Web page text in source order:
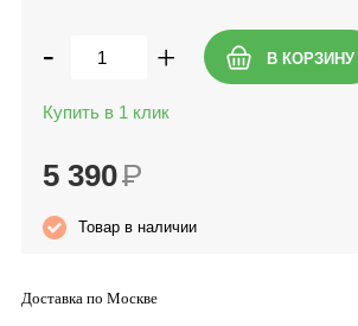
- +
Купить в 1 клик
5 390Р
Товар в наличии
Доставка по Москве